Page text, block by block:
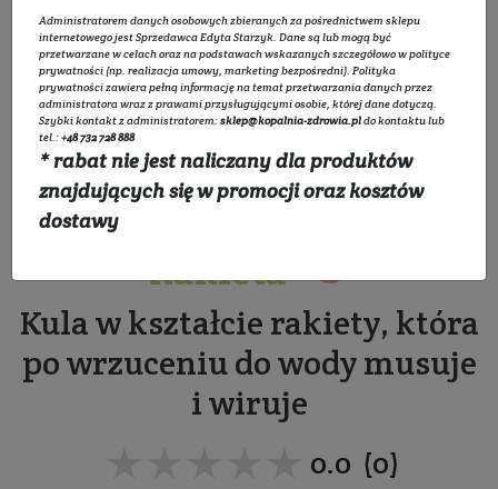
Kosmiczna kula do
kąpieli dla dzieci -
Rakieta
Kula w kształcie rakiety, która
po wrzuceniu do wody musuje
i wiruje
0.0 (0)
Administratorem danych osobowych zbieranych za pośrednictwem sklepu
internetowego jest Sprzedawca Edyta Starzyk. Dane są lub mogą być
przetwarzane w celach oraz na podstawach wskazanych szczegółowo wpolityce
prywatności (np. realizacja umowy, marketing bezpośredni). Polityka
prywatnościzawiera pełną informację na temat przetwarzania danych przez
administratora wraz z prawami przysługującymi osobie, której dane dotyczą.
Szybki kontakt z administratorem:sklep@kopalnia-zdrowia.pldo kontaktu lub
tel.:+48 732 728 888
* rabat nie jest naliczany dla produktów
znajdujących się w promocji oraz kosztów
dostawy